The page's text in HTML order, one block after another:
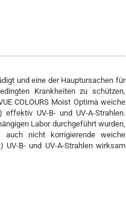
und eine der Hauptursachen für
Krankheiten zu schützen,
COLOURS Moist Optima weiche
effektiv UV-B- und UV-A-Strahlen.
Labor durchgeführt wurden,
auch nicht korrigierende weiche
UV-B- und UV-A-Strahlen wirksam